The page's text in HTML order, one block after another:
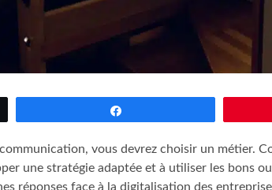
vous devrez choisir un métier.
une stratégie adaptée et à utiliser les bons
réponses face à la digitalisation des